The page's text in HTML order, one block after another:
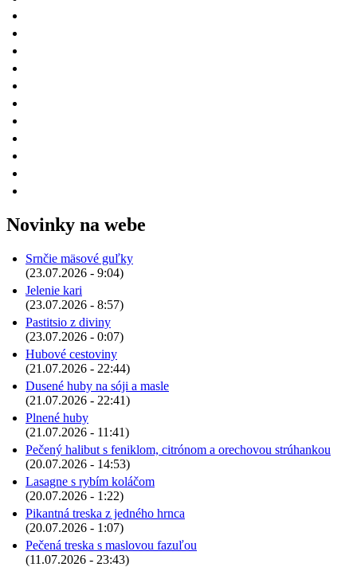
Novinky na webe
Srnčie mäsové guľky
(23.07.2026 - 9:04)
Jelenie kari
(23.07.2026 - 8:57)
Pastitsio z diviny
(23.07.2026 - 0:07)
Hubové cestoviny
(21.07.2026 - 22:44)
Dusené huby na sóji a masle
(21.07.2026 - 22:41)
Plnené huby
(21.07.2026 - 11:41)
Pečený halibut s feniklom, citrónom a orechovou strúhankou
(20.07.2026 - 14:53)
Lasagne s rybím koláčom
(20.07.2026 - 1:22)
Pikantná treska z jedného hrnca
(20.07.2026 - 1:07)
Pečená treska s maslovou fazuľou
(11.07.2026 - 23:43)